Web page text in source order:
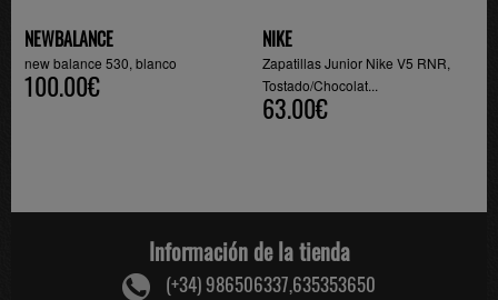
NEWBALANCE
new balance 530, blanco
100.00€
NIKE
Zapatillas Junior Nike V5 RNR,
Tostado/Chocolat...
63.00€
Información de la tienda
(+34) 986506337,635353650